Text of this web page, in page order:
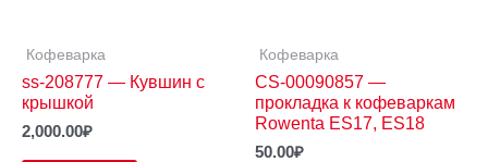
Кофеварка
ss-208777 — Кувшин с
крышкой
2,000.00₽
Кофеварка
CS-00090857 —
прокладка к кофеваркам
Rowenta ES17, ES18
50.00₽